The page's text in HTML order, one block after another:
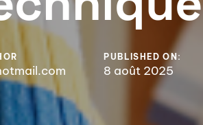
PUBLISHED ON:
8 août 2025